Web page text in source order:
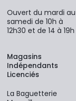
Ouvert du mardi au
samedi de 10h à
12h30 et de 14 à 19h
Magasins
Indépendants
Licenciés
La Baguetterie